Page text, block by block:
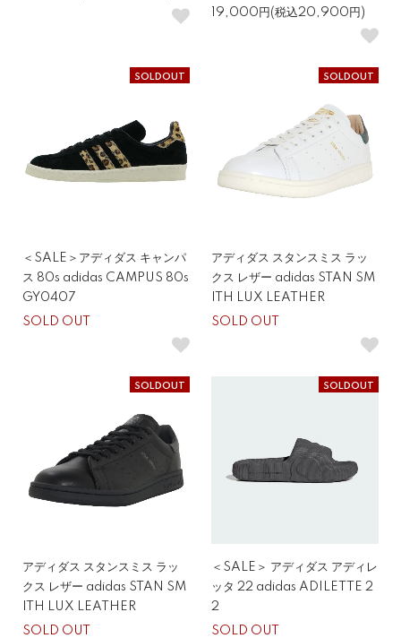
19,000円(税込20,900円)
SOLDOUT
＜SALE＞アディダス キャンパ
ス 80s adidas CAMPUS 80s
GY0407
SOLD OUT
SOLDOUT
アディダス スタンスミス ラッ
クス レザー adidas STAN SM
ITH LUX LEATHER
SOLD OUT
SOLDOUT
アディダス スタンスミス ラッ
クス レザー adidas STAN SM
ITH LUX LEATHER
SOLD OUT
SOLDOUT
＜SALE＞ アディダス アディレ
ッタ 22 adidas ADILETTE 2
2
SOLD OUT